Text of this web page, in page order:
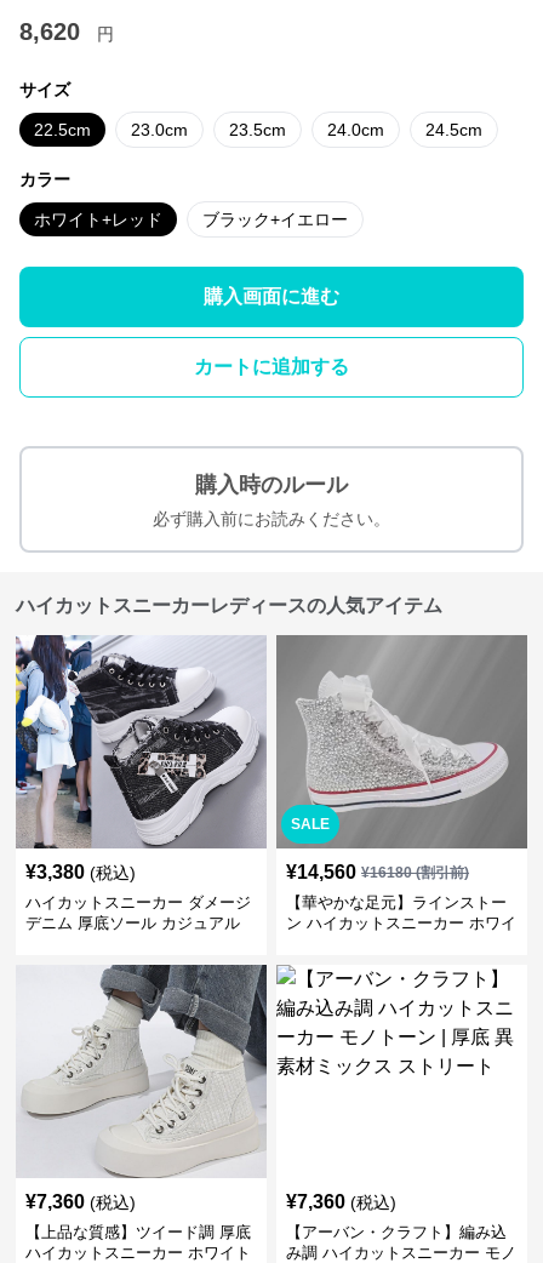
8,620 円
サイズ
22.5cm 23.0cm 23.5cm 24.0cm 24.5cm
カラー
ホワイト+レッド ブラック+イエロー
購入画面に進む
カートに追加する
購入時のルール
必ず購入前にお読みください。
ハイカットスニーカーレディースの人気アイテム
¥3,380 (税込)
ハイカットスニーカー ダメージ
デニム 厚底ソール カジュアル
かわいい 学校 日常使い 履きや
SALE
¥14,560 ¥16180(割引前)
【華やかな足元】ラインストー
ン ハイカットスニーカー ホワイ
ボン
¥7,360 (税込)
【上品な質感】ツイード調 厚底
ハイカットスニーカー ホワイト
¥7,360 (税込)
【アーバン・クラフト】編み込
み調 ハイカットスニーカー モノ